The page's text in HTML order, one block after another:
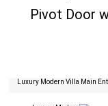
Pivot Door